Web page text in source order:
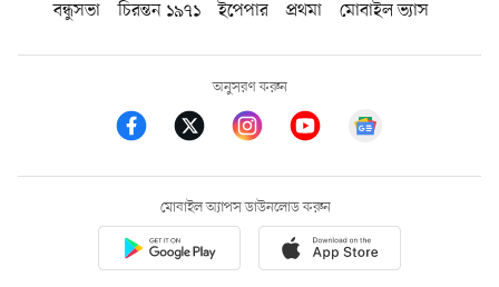
বন্ধুসভা
চিরন্তন ১৯৭১ ইপেপার প্রথমা মোবাইল ভ্যাস
অনুসরণ করুন
মোবাইল অ্যাপস ডাউনলোড করুন